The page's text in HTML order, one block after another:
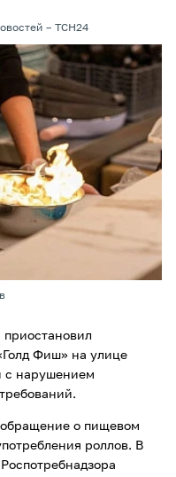
ТСН24
Фиш» на улице
с нарушением
о пищевом
роллов. В